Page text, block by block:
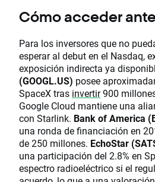
Cómo acceder
Para los inversores que no
esperar al debut en el Nasdaq,
exposición indirecta ya
(GOOGL.US) posee
SpaceX tras invertir900
Google Cloud mantiene una
con Starlink. Bank of America
una ronda de financiación en
de 250 millones. EchoStar
una participación del 2.8% en
espectro radioeléctrico si el